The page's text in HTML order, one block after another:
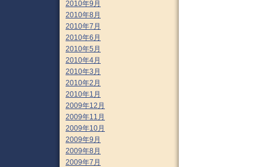
2010年9月
2010年8月
2010年7月
2010年6月
2010年5月
2010年4月
2010年3月
2010年2月
2010年1月
2009年12月
2009年11月
2009年10月
2009年9月
2009年8月
2009年7月